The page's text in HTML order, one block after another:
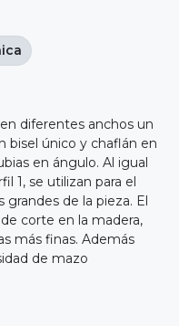
diferentes anchos un
bisel único y chaflán en
en ángulo. Al igual
1, se utilizan para el
grandes de la pieza. El
corte en la madera,
más finas. Además
de mazo